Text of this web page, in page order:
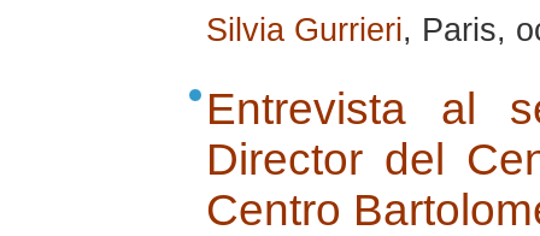
Silvia Gurrieri, Paris,
Entrevista al
Director del
Centro